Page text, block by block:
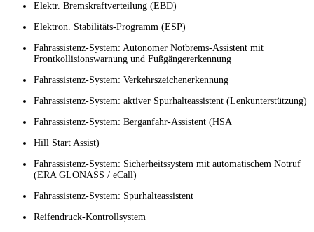
Elektr. Bremskraftverteilung (EBD)
Elektron. Stabilitäts-Programm (ESP)
Fahrassistenz-System: Autonomer Notbrems-Assistent mit
Frontkollisionswarnung und Fußgängererkennung
Fahrassistenz-System: Verkehrszeichenerkennung
Fahrassistenz-System: aktiver Spurhalteassistent (Lenkunterstützung)
Fahrassistenz-System: Berganfahr-Assistent (HSA
Hill Start Assist)
Fahrassistenz-System: Sicherheitssystem mit automatischem Notruf
(ERA GLONASS / eCall)
Fahrassistenz-System: Spurhalteassistent
Reifendruck-Kontrollsystem